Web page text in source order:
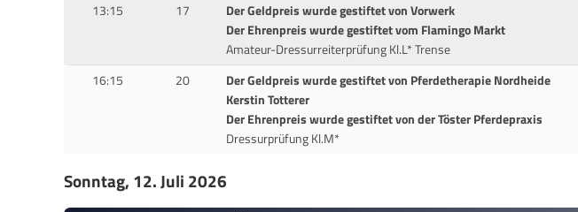
13:15
17
Der Geldpreis wurde gestiftet von Vorwerk
Der Ehrenpreis wurde gestiftet vom Flamingo Markt
Amateur-Dressurreiterprüfung Kl.L* Trense
16:15 20
Der Geldpreis wurde gestiftet von Pferdetherapie Nordheide
Kerstin Totterer
Der Ehrenpreis wurde gestiftet von der Töster Pferdepraxis
Dressurprüfung Kl.M*
Sonntag, 12. Juli 2026